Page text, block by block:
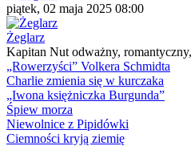
piątek, 02 maja 2025 08:00
Żeglarz
Kapitan Nut odważny, romantyczny,
„Rowerzyści” Volkera Schmidta
Charlie zmienia się w kurczaka
„Iwona księżniczka Burgunda”
Śpiew morza
Niewolnice z Pipidówki
Ciemności kryją ziemię